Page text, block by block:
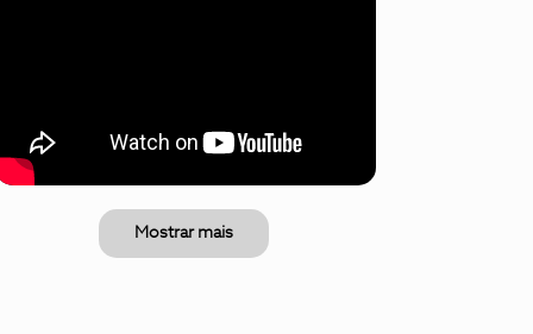
Mostrar mais